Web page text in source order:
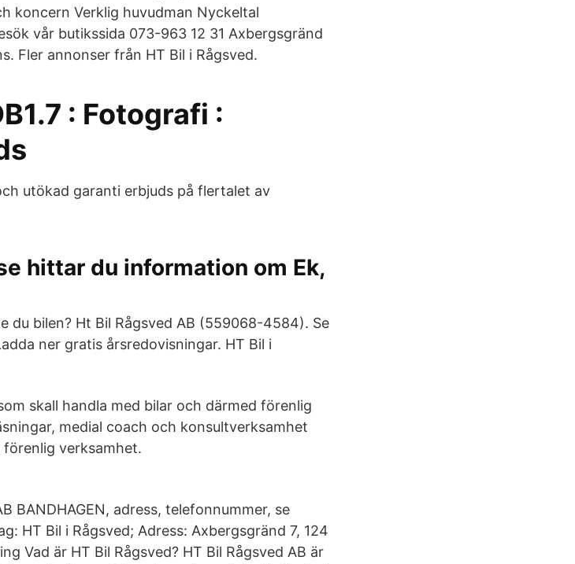
koncern Verklig huvudman Nyckeltal
vår butikssida 073-963 12 31 Axbergsgränd
Fler annonser från HT Bil i Rågsved.
: Fotografi :
utökad garanti erbjuds på flertalet av
hittar du information om Ek,
du bilen? Ht Bil Rågsved AB (559068-4584). Se
ner gratis årsredovisningar. HT Bil i
skall handla med bilar och därmed förenlig
medial coach och konsultverksamhet
verksamhet.
BANDHAGEN, adress, telefonnummer, se
HT Bil i Rågsved; Adress: Axbergsgränd 7, 124
Vad är HT Bil Rågsved? HT Bil Rågsved AB är